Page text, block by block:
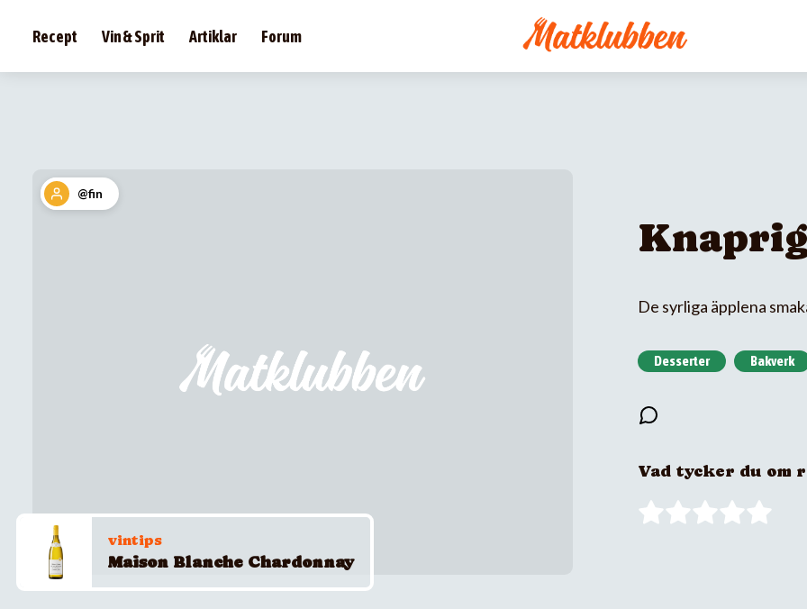
Recept Vin & Sprit Artiklar Forum
@fin
vintips
Maison Blanche Chardonnay
De syrliga äpplena
Desserter Bakverk
Vad tycker du om